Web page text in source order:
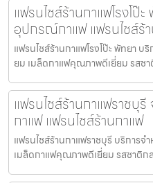
แฟรนไชส์ร้านกาแฟโรงโป๊
อุปกรณ์กาแฟ แฟรนไชส์ร้
แฟรนไชส์ร้านกาแฟโรงโป๊ะ พัทยา บ
ยม เมล็ดกาแฟคุณภาพดีเยี่ยม รสช
แฟรนไชส์ร้านกาแฟราชบุ
กาแฟ แฟรนไชส์ร้านกาแฟ
แฟรนไชส์ร้านกาแฟราชบุรี บริการจ
เมล็ดกาแฟคุณภาพดีเยี่ยม รสชาติก